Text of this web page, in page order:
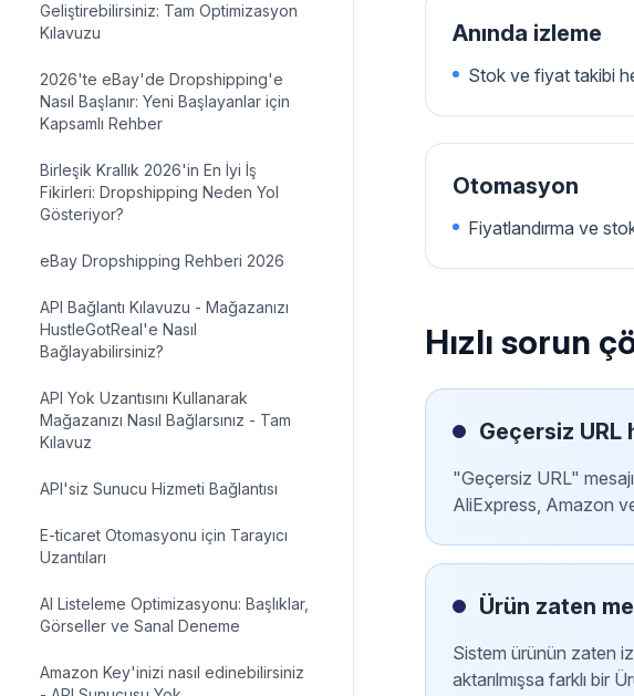
Geliştirebilirsiniz: Tam Optimizasyon
Kılavuzu
2026'te eBay'de Dropshipping'e
Nasıl Başlanır: Yeni Başlayanlar için
Kapsamlı Rehber
Birleşik Krallık 2026'in En İyi İş
Fikirleri: Dropshipping Neden Yol
Gösteriyor?
eBay Dropshipping Rehberi 2026
API Bağlantı Kılavuzu - Mağazanızı
HustleGotReal'e Nasıl
Bağlayabilirsiniz?
API Yok Uzantısını Kullanarak
Mağazanızı Nasıl Bağlarsınız - Tam
Kılavuz
API'siz Sunucu Hizmeti Bağlantısı
E-ticaret Otomasyonu için Tarayıcı
Uzantıları
AI Listeleme Optimizasyonu: Başlıklar,
Görseller ve Sanal Deneme
Amazon Key'inizi nasıl edinebilirsiniz
Anında izleme
Stok ve fiyat takibi
Otomasyon
Fiyatlandırma ve
Hızlı sorun
Geçersiz URL
"Geçersiz URL"
AliExpress, Amazon
Ürün zaten
Sistem ürünün zaten
aktarılmışsa farklı bir